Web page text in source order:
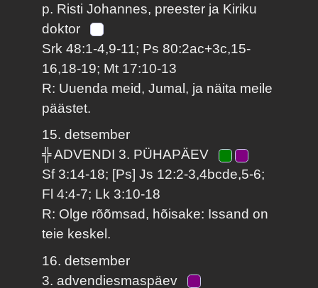
p. Risti Johannes, preester ja Kiriku
doktor
Srk 48:1-4,9-11; Ps 80:2ac+3c,15-
16,18-19; Mt 17:10-13
R: Uuenda meid, Jumal, ja näita meile
päästet.
15. detsember
╬ ADVENDI 3. PÜHAPÄEV
Sf 3:14-18; [Ps] Js 12:2-3,4bcde,5-6;
Fl 4:4-7; Lk 3:10-18
R: Olge rõõmsad, hõisake: Issand on
teie keskel.
16. detsember
3. advendiesmaspäev